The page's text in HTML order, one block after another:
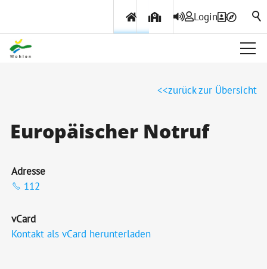
Login
Politik & Verwaltung
Themen & Services
zurück zur Übersicht
Europäischer Notruf
Adresse
112
vCard
Kontakt als vCard herunterladen